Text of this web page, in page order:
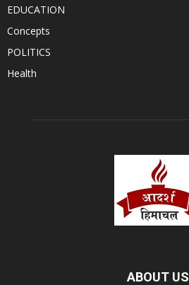
EDUCATION
Concepts
POLITICS
Health
ABOUT US